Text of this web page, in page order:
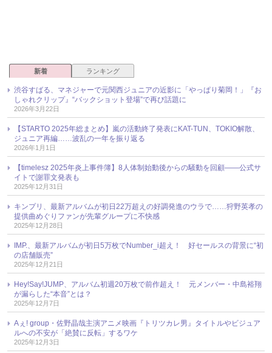
新着 ランキング
渋谷すばる、マネジャーで元関西ジュニアの近影に「やっぱり菊岡！」『お
しゃれクリップ』“バックショット登場”で再び話題に
2026年3月22日
【STARTO 2025年総まとめ】嵐の活動終了発表にKAT-TUN、TOKIO解散、
ジュニア再編……波乱の一年を振り返る
2026年1月1日
【timelesz 2025年炎上事件簿】8人体制始動後からの騒動を回顧――公式サ
イトで謝罪文発表も
2025年12月31日
キンプリ、最新アルバムが初日22万超えの好調発進のウラで……狩野英孝の
提供曲めぐりファンが先輩グループに不快感
2025年12月28日
IMP.、最新アルバムが初日5万枚でNumber_i超え！ 好セールスの背景に“初
の店舗販売”
2025年12月21日
Hey!Say!JUMP、アルバム初週20万枚で前作超え！ 元メンバー・中島裕翔
が漏らした“本音”とは？
2025年12月7日
Aぇ! group・佐野晶哉主演アニメ映画『トリツカレ男』タイトルやビジュア
ルへの不安が「絶賛に反転」するワケ
2025年12月3日